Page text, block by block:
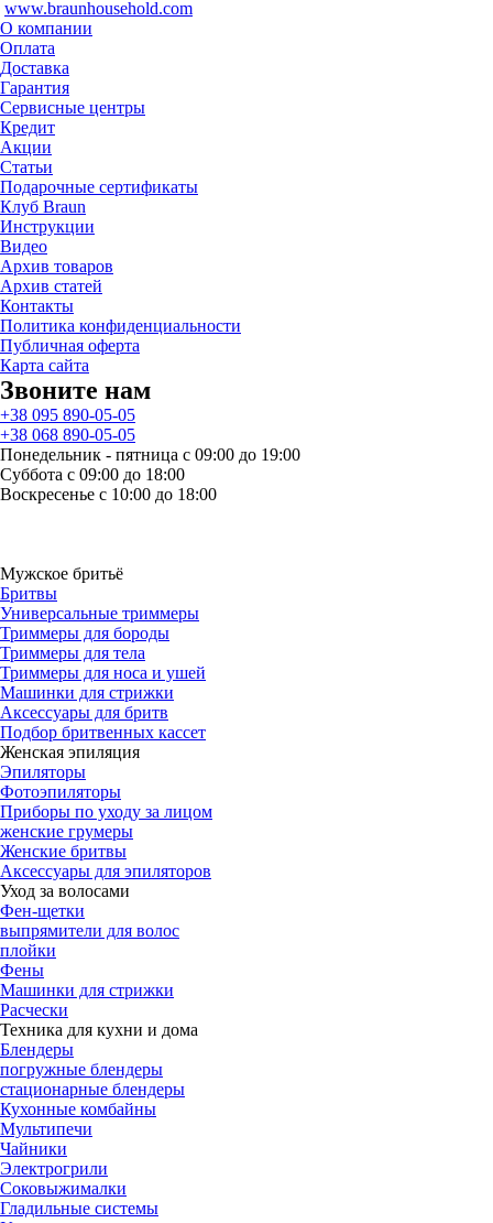
www.braunhousehold.com
О компании
Оплата
Доставка
Гарантия
Сервисные центры
Кредит
Акции
Статьи
Подарочные сертификаты
Клуб Braun
Инструкции
Видео
Архив товаров
Архив статей
Контакты
Политика конфиденциальности
Публичная оферта
Карта сайта
Звоните нам
+38 095 890-05-05
+38 068 890-05-05
Понедельник - пятница с 09:00 до 19:00
Суббота с 09:00 до 18:00
Воскресенье с 10:00 до 18:00
Мужское бритьё
Бритвы
Универсальные триммеры
Триммеры для бороды
Триммеры для тела
Триммеры для носа и ушей
Машинки для стрижки
Аксессуары для бритв
Подбор бритвенных кассет
Женская эпиляция
Эпиляторы
Фотоэпиляторы
Приборы по уходу за лицом
женские грумеры
Женские бритвы
Аксессуары для эпиляторов
Уход за волосами
Фен-щетки
выпрямители для волос
плойки
Фены
Машинки для стрижки
Расчески
Техника для кухни и дома
Блендеры
погружные блендеры
стационарные блендеры
Кухонные комбайны
Мультипечи
Чайники
Электрогрили
Соковыжималки
Гладильные системы